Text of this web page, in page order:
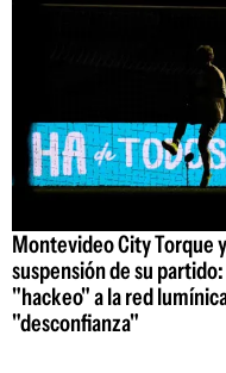
Montevideo City Torque
suspensión de su
"hackeo" a la red
"desconfianza"